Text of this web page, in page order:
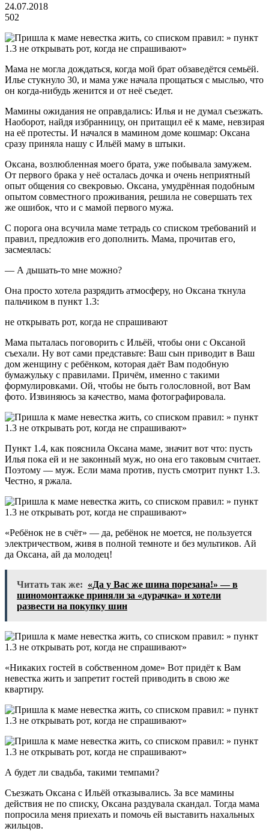
24.07.2018
502
Мама не могла дождаться, когда мой брат обзаведётся семьёй.
Илье стукнуло 30, и мама уже начала прощаться с мыслью, что
он когда-нибудь женится и от неё съедет.
Мамины ожидания не оправдались: Илья и не думал съезжать.
Наоборот, найдя избранницу, он притащил её к маме, невзирая
на её протесты. И начался в мамином доме кошмар: Оксана
сразу приняла нашу с Ильёй маму в штыки.
Оксана, возлюбленная моего брата, уже побывала замужем.
От первого брака у неё осталась дочка и очень неприятный
опыт общения со свекровью. Оксана, умудрённая подобным
опытом совместного проживания, решила не совершать тех
же ошибок, что и с мамой первого мужа.
С порога она всучила маме тетрадь со списком требований и
правил, предложив его дополнить. Мама, прочитав его,
засмеялась:
— А дышать-то мне можно?
Она просто хотела разрядить атмосферу, но Оксана ткнула
пальчиком в пункт 1.3:
не открывать рот, когда не спрашивают
Мама пыталась поговорить с Ильёй, чтобы они с Оксаной
съехали. Ну вот сами представьте: Ваш сын приводит в Ваш
дом женщину с ребёнком, которая даёт Вам подобную
бумажульку с правилами. Причём, именно с такими
формулировками. Ой, чтобы не быть голословной, вот Вам
фото. Извиняюсь за качество, мама фотографировала.
Пункт 1.4, как пояснила Оксана маме, значит вот что: пусть
Илья пока ей и не законный муж, но она его таковым считает.
Поэтому — муж. Если мама против, пусть смотрит пункт 1.3.
Честно, я ржала.
«Ребёнок не в счёт» — да, ребёнок не моется, не пользуется
электричеством, живя в полной темноте и без мультиков. Ай
да Оксана, ай да молодец!
Читать так же: «Да у Вас же шина порезана!» — в
шиномонтажке приняли за «дурачка» и хотели
развести на покупку шин
«Никаких гостей в собственном доме» Вот придёт к Вам
невестка жить и запретит гостей приводить в свою же
квартиру.
А будет ли свадьба, такими темпами?
Съезжать Оксана с Ильёй отказывались. За все мамины
действия не по списку, Оксана раздувала скандал. Тогда мама
попросила меня приехать и помочь ей выставить нахальных
жильцов.